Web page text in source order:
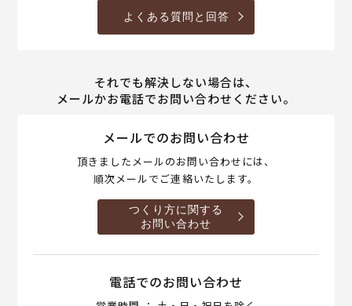
よくある質問と回答
それでも解決しない場合は、
メールかお電話でお問い合わせください。
メールでのお問い合わせ
頂きましたメールのお問い合わせには、
順次メールでご連絡いたします。
つくり方に関する
お問い合わせ
電話でのお問い合わせ